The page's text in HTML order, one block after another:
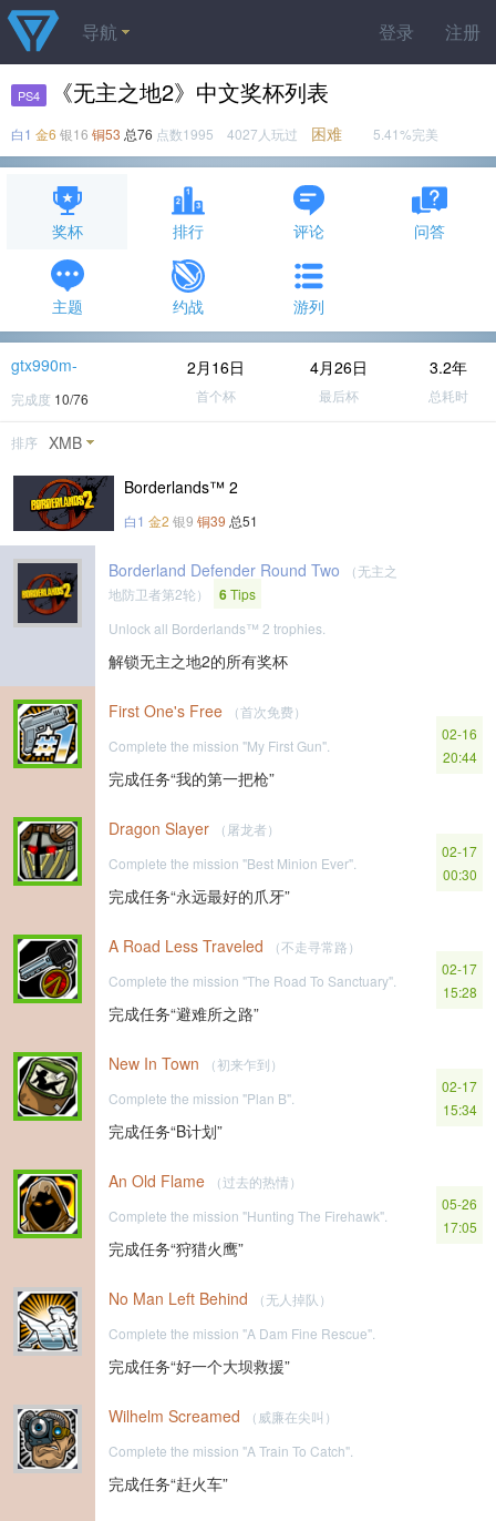
登录 注册
导航
PS4 《无主之地2》中文奖杯列表
白1 金6 银16 铜53 总76 点数1995 4027人玩过 困难 5.41%完美
奖杯 排行 评论 问答
主题 约战 游列
gtx990m-
完成度 10/76
2月16日
首个杯
4月26日
最后杯
3.2年
总耗时
排序 XMB
Borderlands™ 2
白1 金2 银9 铜39 总51
Borderland Defender Round Two
（无主之
地防卫者第2轮）
6Tips
Unlock all Borderlands™ 2 trophies.
解锁无主之地2的所有奖杯
First One's Free
（首次免费）
Complete the mission "My First Gun".
完成任务“我的第一把枪”
02-16
20:44
Dragon Slayer
（屠龙者）
Complete the mission "Best Minion Ever".
完成任务“永远最好的爪牙”
02-17
00:30
A Road Less Traveled
（不走寻常路）
Complete the mission "The Road To Sanctuary".
完成任务“避难所之路”
02-17
15:28
New In Town
（初来乍到）
Complete the mission "Plan B".
完成任务“B计划”
02-17
15:34
An Old Flame
（过去的热情）
Complete the mission "Hunting The Firehawk".
完成任务“狩猎火鹰”
05-26
17:05
No Man Left Behind
（无人掉队）
Complete the mission "A Dam Fine Rescue".
完成任务“好一个大坝救援”
Wilhelm Screamed
（威廉在尖叫）
Complete the mission "A Train To Catch".
完成任务“赶火车”